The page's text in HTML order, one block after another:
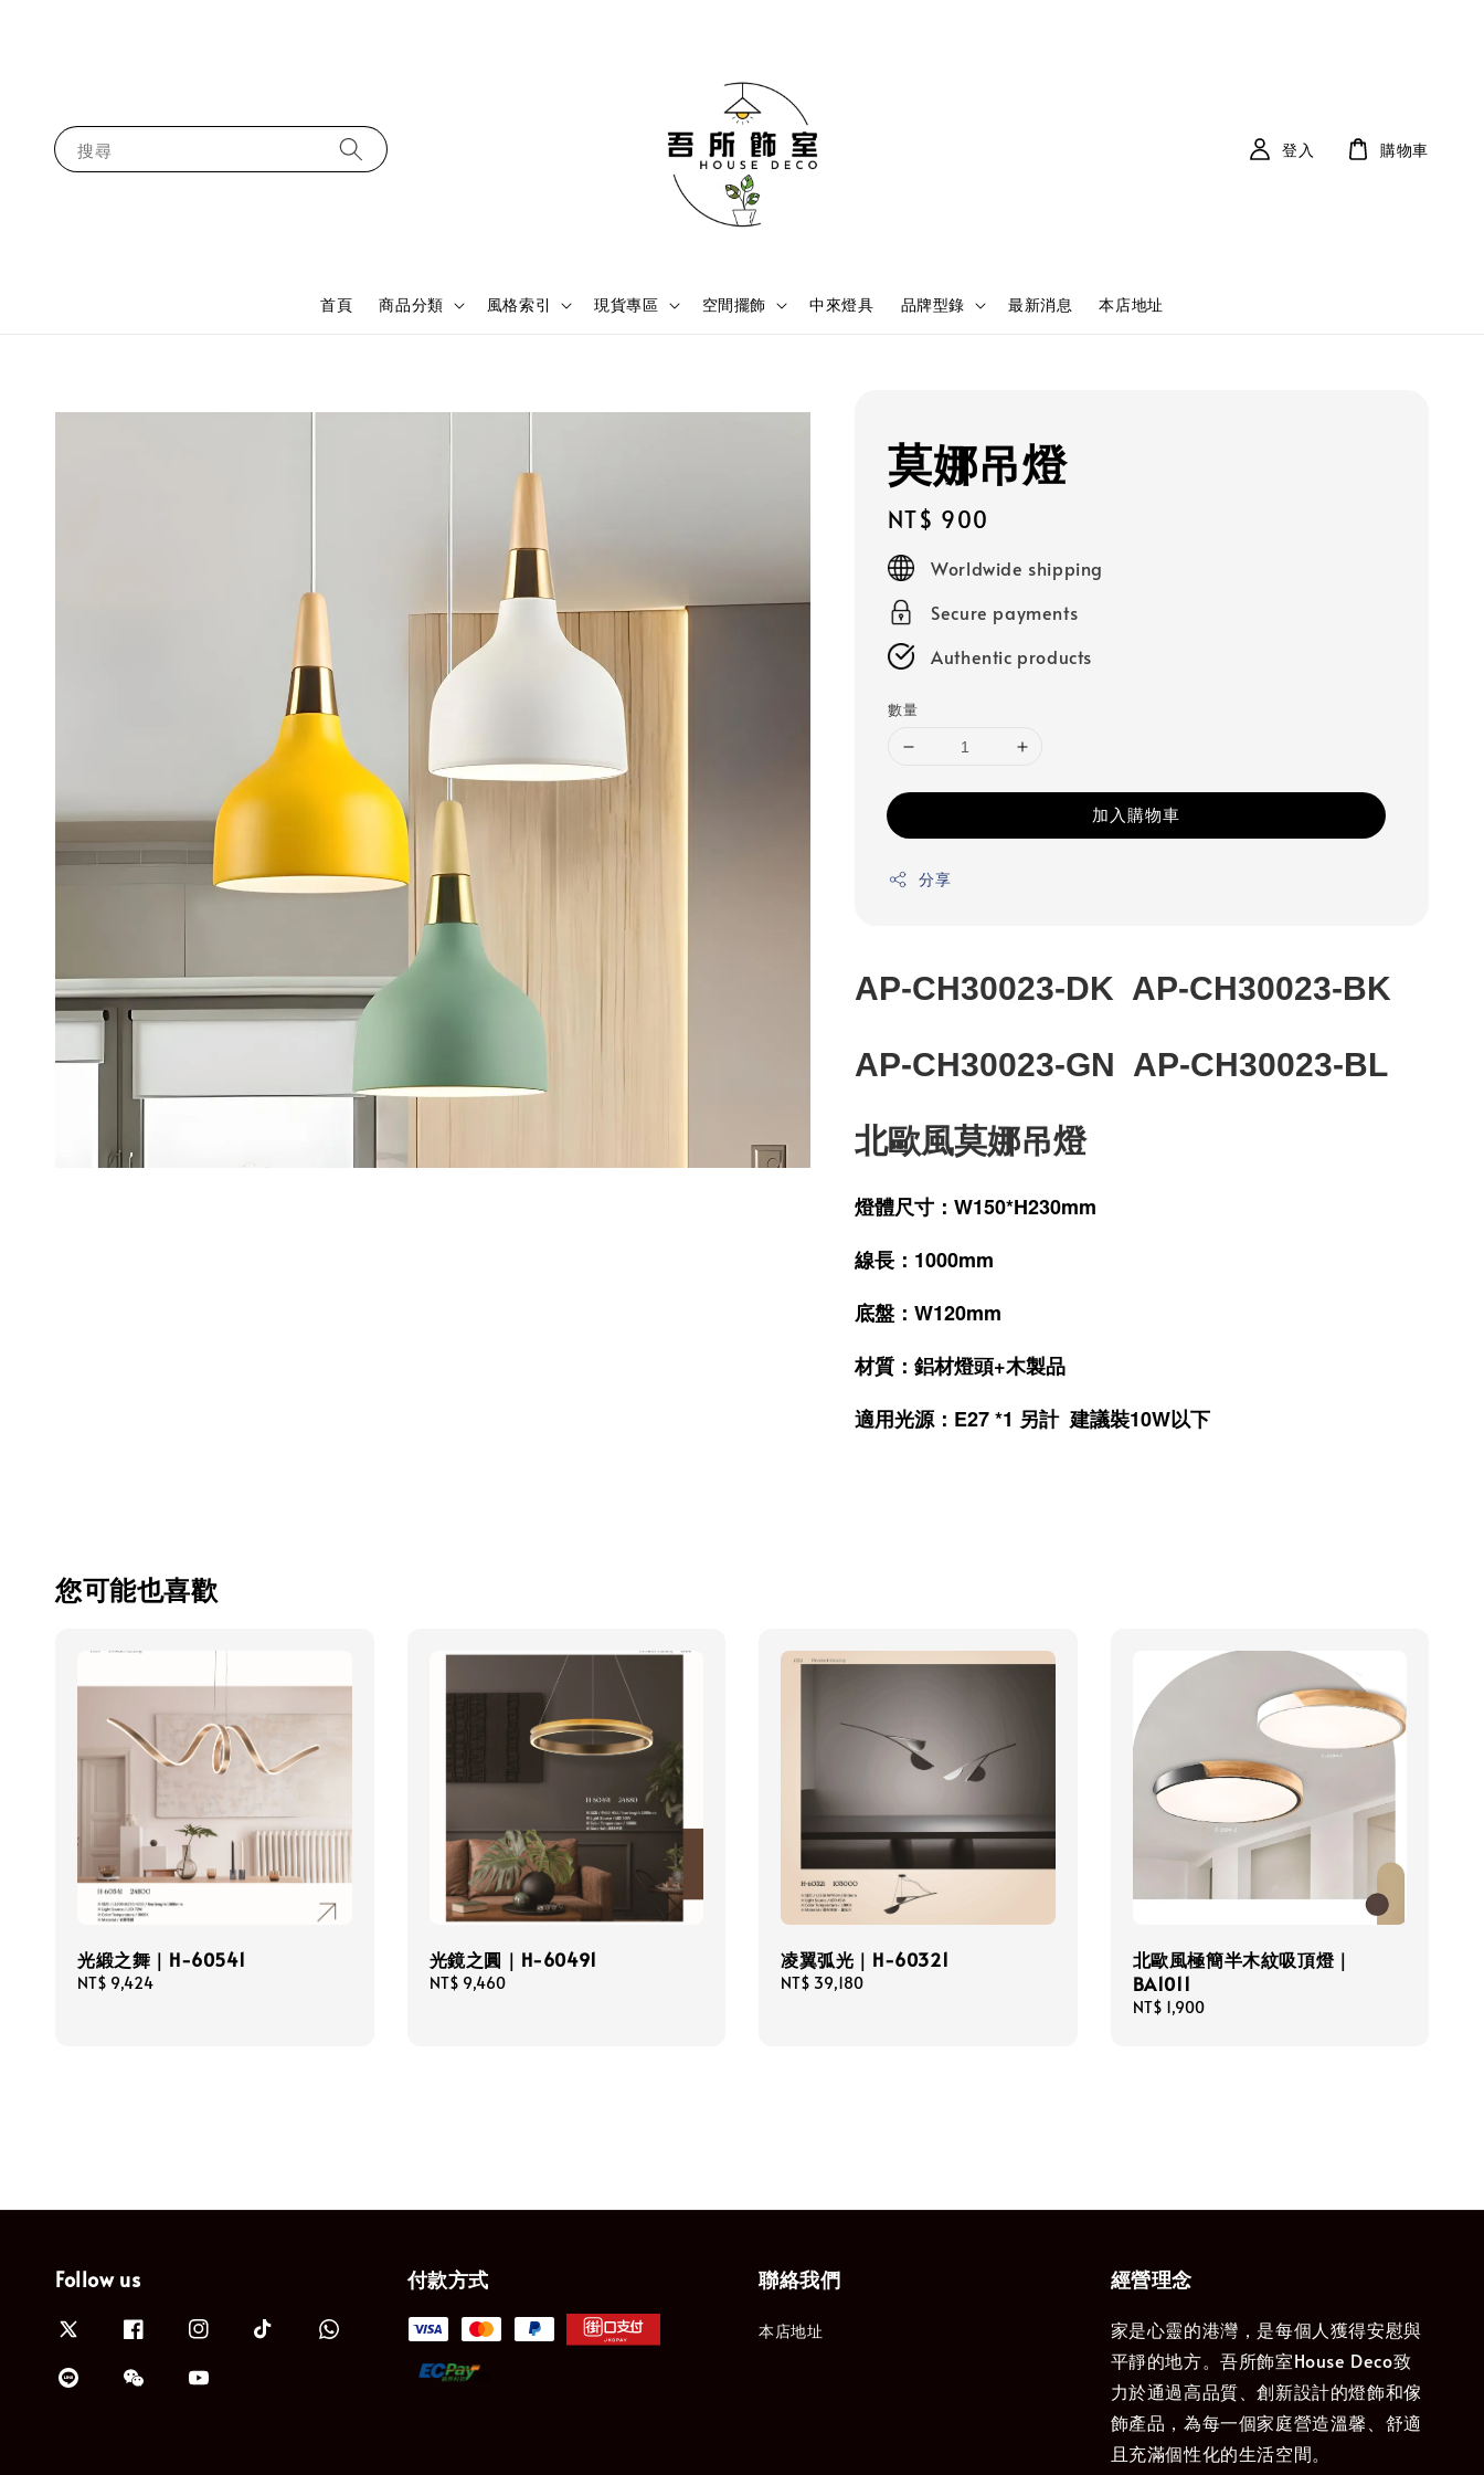
搜尋
首頁 商品分類 風格索引 現貨專區 空間擺飾 中來燈具 品牌型錄 最新消息 本店地址
登入 購物車
莫娜吊燈
Regular
price
NT$ 900
Worldwide shipping
Secure payments
Authentic products
數量
加入購物車
分享
AP-CH30023-DK AP-CH30023-BK
AP-CH30023-GN AP-CH30023-BL
北歐風莫娜吊燈
燈體尺寸：W150*H230mm
線長：1000mm
底盤：W120mm
材質：鋁材燈頭+木製品
適用光源：E27 *1 另計 建議裝10W以下
您可能也喜歡
光緞之舞｜H-60541
Regular
NT$ 9,424
光鏡之圓｜H-60491
Regular
NT$ 9,460
凌翼弧光｜H-60321
Regular
NT$ 39,180
北歐風極簡半木紋吸頂燈｜
BA1011
Regular
NT$ 1,900
Follow us 付款方式 聯絡我們
本店地址
經營理念
家是心靈的港灣，是每個人獲得安慰與
平靜的地方。吾所飾室House Deco致
力於通過高品質、創新設計的燈飾和傢
飾產品，為每一個家庭營造溫馨、舒適
且充滿個性化的生活空間。